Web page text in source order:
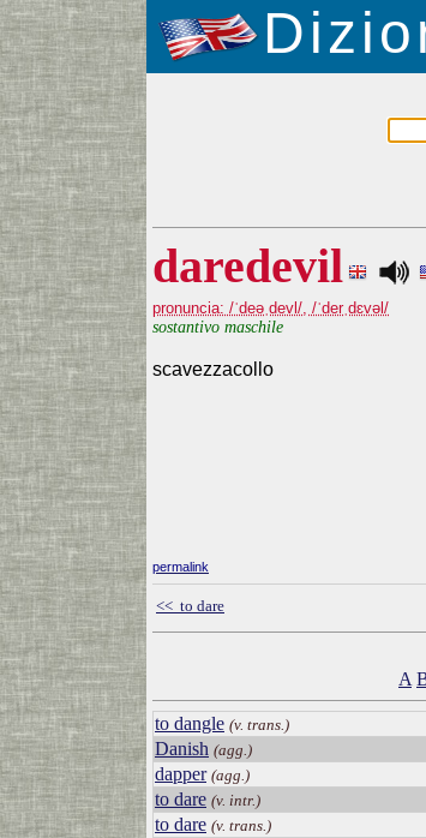
daredevil
pronuncia: /ˈdeəˌdevl/, /ˈderˌdɛvəl/
sostantivo maschile
scavezzacollo
permalink
<< to dare
A
to dangle (v. trans.)
Danish (agg.)
dapper (agg.)
to dare (v. intr.)
to dare (v. trans.)